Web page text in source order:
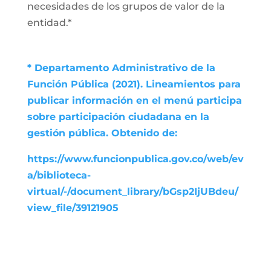
necesidades de los grupos de valor de la
entidad.*
* Departamento Administrativo de la
Función Pública (2021). Lineamientos para
publicar información en el menú participa
sobre participación ciudadana en la
gestión pública. Obtenido de:
https://www.funcionpublica.gov.co/web/ev
a/biblioteca-
virtual/-/document_library/bGsp2IjUBdeu/
view_file/39121905